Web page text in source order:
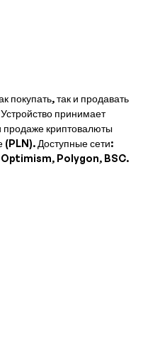
покупать, так и продавать
принимает
продаже криптовалюты
(PLN). Доступные сети:
Polygon, BSC.